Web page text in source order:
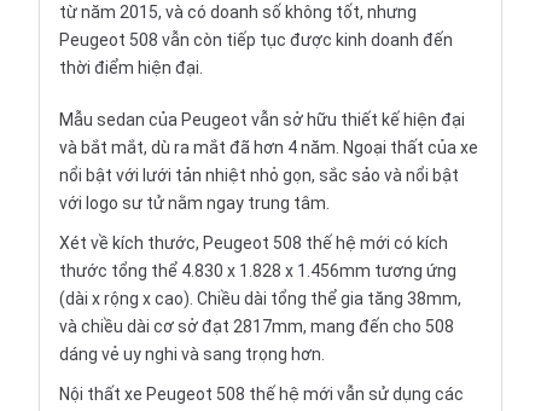
từ năm 2015, và có doanh số không tốt, nhưng
Peugeot 508 vẫn còn tiếp tục được kinh doanh đến
thời điểm hiện đại.
Mẫu sedan của Peugeot vẫn sở hữu thiết kế hiện đại
và bắt mắt, dù ra mắt đã hơn 4 năm. Ngoại thất của xe
nổi bật với lưới tản nhiệt nhỏ gọn, sắc sảo và nổi bật
với logo sư tử nằm ngay trung tâm.
Xét về kích thước, Peugeot 508 thế hệ mới có kích
thước tổng thể 4.830 x 1.828 x 1.456mm tương ứng
(dài x rộng x cao). Chiều dài tổng thể gia tăng 38mm,
và chiều dài cơ sở đạt 2817mm, mang đến cho 508
dáng vẻ uy nghi và sang trọng hơn.
Nội thất xe Peugeot 508 thế hệ mới vẫn sử dụng các